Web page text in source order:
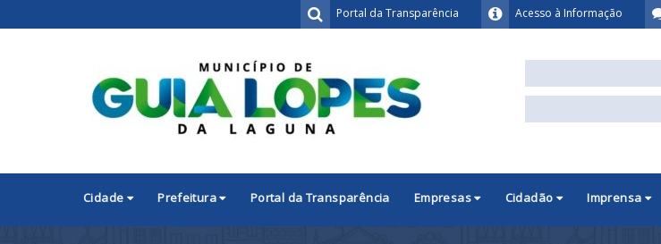
Acesso à Informação
Portal da Transparência
Cidade Prefeitura Portal da Transparência Empresas Cidadão Imprensa